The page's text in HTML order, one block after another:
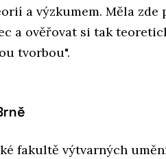
a výzkumem. Měla
a ověřovat si tak
tvorbou".
fakultě výtvarných